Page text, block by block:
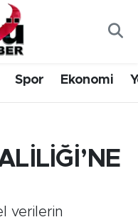
Spor Ekonomi
verilerin
Fikstür